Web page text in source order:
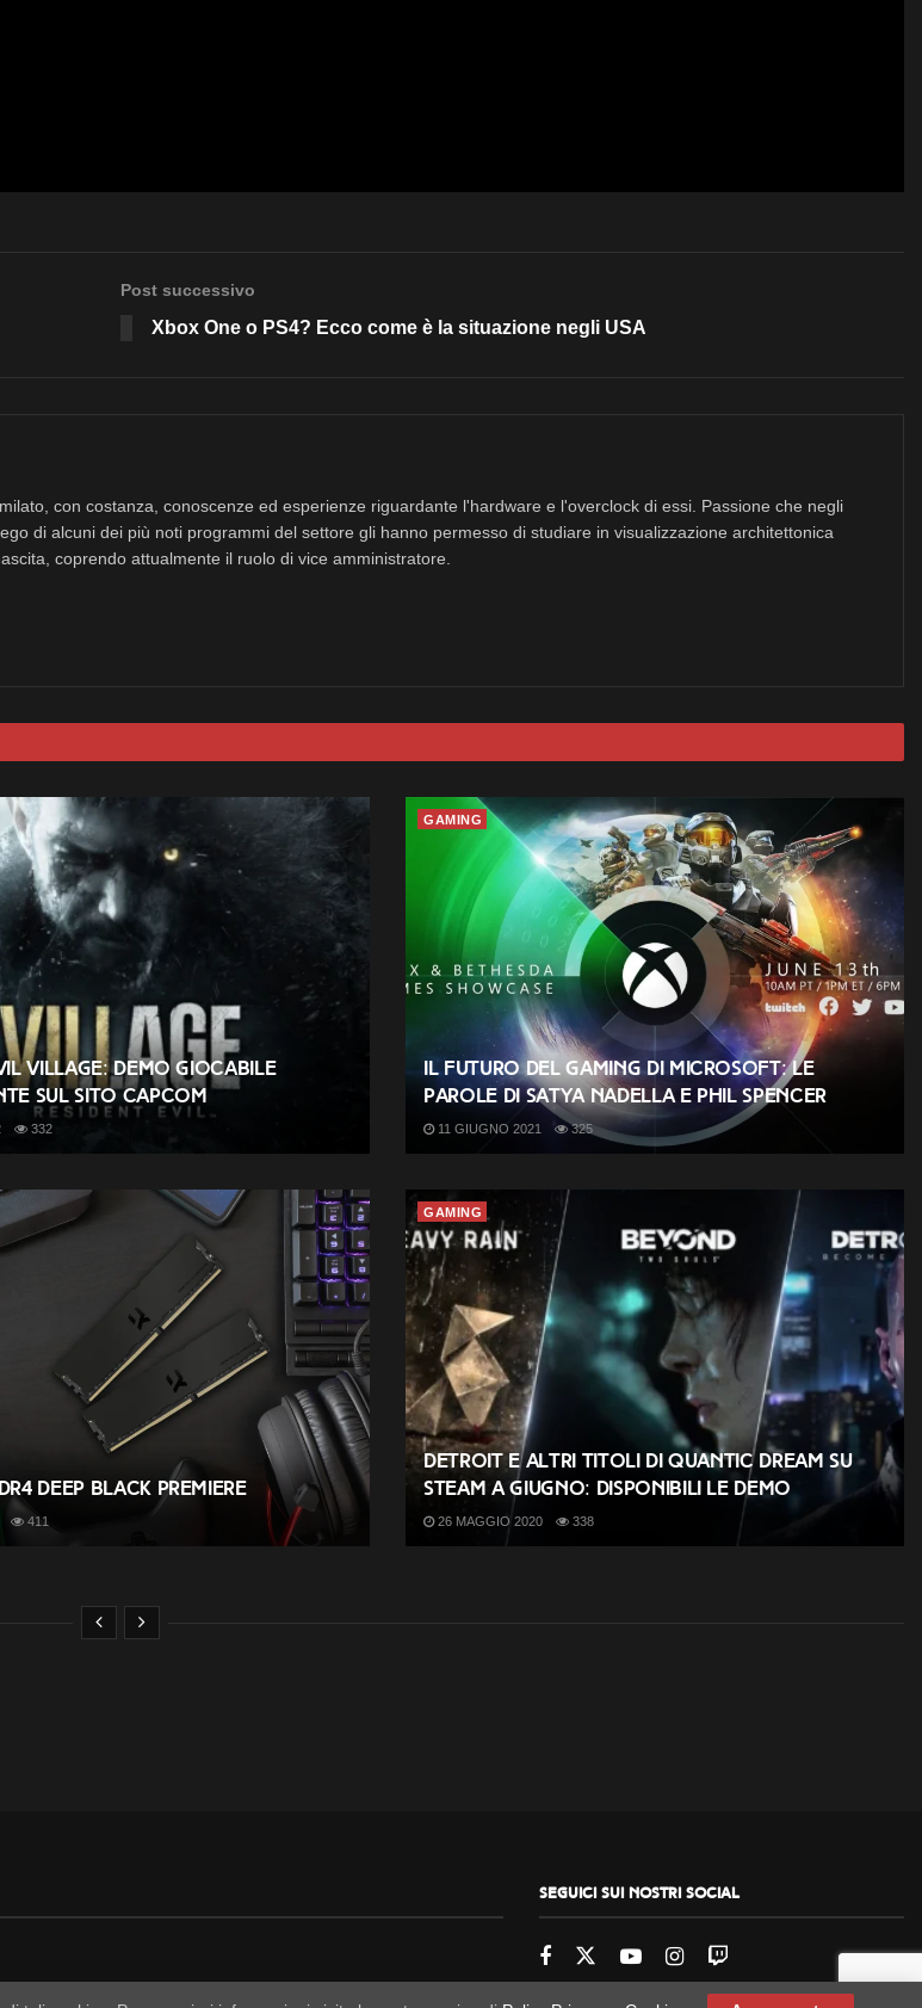
Post successivo
Xbox One o PS4? Ecco come è la situazione negli USA
con costanza, conoscenze ed esperienze riguardante l'hardware e l'overclock di essi. Passione che negli
di alcuni dei più noti programmi del settore gli hanno permesso di studiare in visualizzazione architettonica
coprendo attualmente il ruolo di vice amministratore.
Village: demo giocabile
sul sito Capcom
332
GAMING
Il futuro del Gaming di Microsoft: le
parole di Satya Nadella e Phil Spencer
11 GIUGNO 2021 325
Deep Black premiere
411
GAMING
Detroit e altri titoli di Quantic Dream su
Steam a giugno: disponibili le demo
26 MAGGIO 2020 338
Seguici sui nostri social